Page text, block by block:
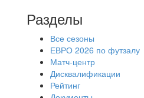
Разделы
Все сезоны
ЕВРО 2026 по футзалу
Матч-центр
Дисквалификации
Рейтинг